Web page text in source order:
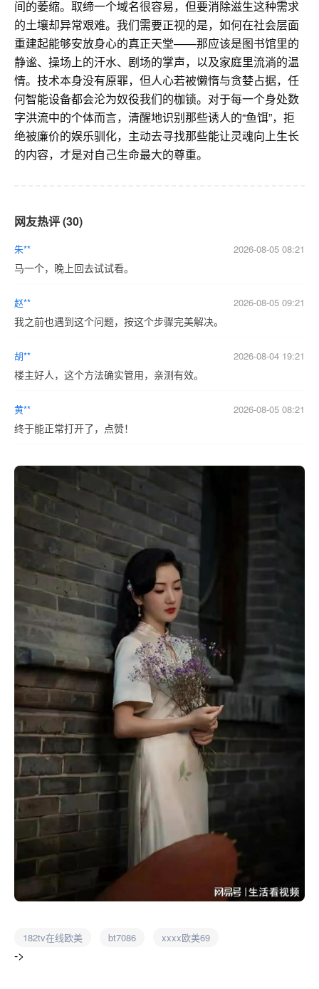
间的萎缩。 取缔一个域名很容易，但要消除滋生这种需求
的土壤却异常艰难。 我们需要正视的是， 如何在社会层面
重建起能够安放身心的真正天堂——那应该是图书馆里的
静谧、操场上的汗水、剧场的掌声，以及家庭里流淌的温
情。技术本身没有原罪，但人心若被懒惰与贪婪占据，任
何智能设备都会沦为奴役我们的枷锁。对于每一个身处数
字洪流中的个体而言，清醒地识别那些诱人的“鱼饵”，拒
绝被廉价的娱乐驯化，主动去寻找那些能让灵魂向上生长
的内容，才是对自己生命最大的尊重。
网友热评 (30)
朱** 2026-08-05 08:21
马一个，晚上回去试试看。
赵** 2026-08-05 09:21
我之前也遇到这个问题，按这个步骤完美解决。
胡** 2026-08-04 19:21
楼主好人， 这个方法确实管用，亲测有效。
黄** 2026-08-05 08:21
终于能正常打开了，点赞！
182tv在线欧美 bt7086 xxxx欧美69
->